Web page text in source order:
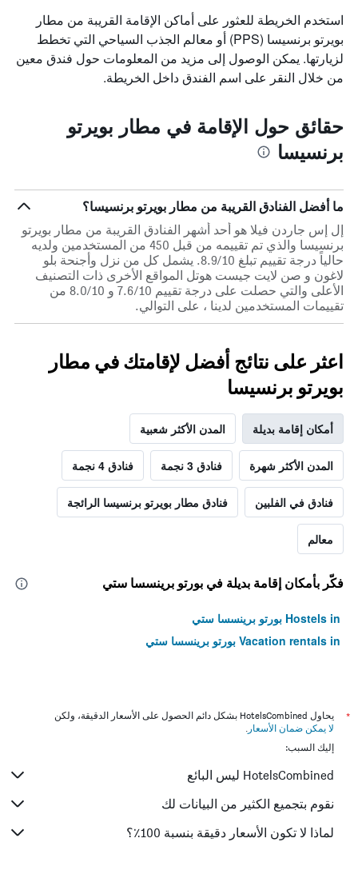
استخدم الخريطة للعثور على أماكن الإقامة القريبة من مطار
بويرتو برنسيسا (PPS) أو معالم الجذب السياحي التي تخطط
لزيارتها. يمكن الوصول إلى مزيد من المعلومات حول فندق معين
من خلال النقر على اسم الفندق داخل الخريطة.
حقائق حول الإقامة في مطار بويرتو
برنسيسا
ما أفضل الفنادق القريبة من مطار بويرتو برنسيسا؟
إل إس جاردن فيلا هو أحد أشهر الفنادق القريبة من مطار بويرتو
برنسيسا والذي تم تقييمه من قبل 450 من المستخدمين ولديه
حالياً درجة تقييم تبلغ 8.9/10. يشمل كل من نزل وأجنحة بلو
لاغون و صن لايت جيست هوتل المواقع الأخرى ذات التصنيف
الأعلى والتي حصلت على درجة تقييم 7.6/10 و 8.0/10 من
تقييمات المستخدمين لدينا ، على التوالي.
اعثر على نتائج أفضل لإقامتك في مطار
بويرتو برنسيسا
أمكان إقامة بديلة المدن الأكثر شعبية
المدن الأكثر شهرة فنادق 3 نجمة فنادق 4 نجمة
فنادق في الفلبين فنادق مطار بويرتو برنسيسا الرائجة
معالم
فكّر بأمكان إقامة بديلة في بورتو برينسسا ستي
Hostels in بورتو برينسسا ستي
Vacation rentals in بورتو برينسسا ستي
*
يحاول HotelsCombined بشكل دائم الحصول على الأسعار الدقيقة، ولكن
لا يمكن ضمان الأسعار .
إليك السبب:
HotelsCombined ليس البائع
نقوم بتجميع الكثير من البيانات لك
لماذا لا تكون الأسعار دقيقة بنسبة 100٪؟